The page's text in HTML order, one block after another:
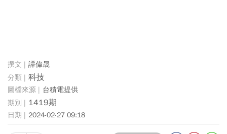
譚偉晟
科技
台積電提供
1419期
2024-02-27 09:18